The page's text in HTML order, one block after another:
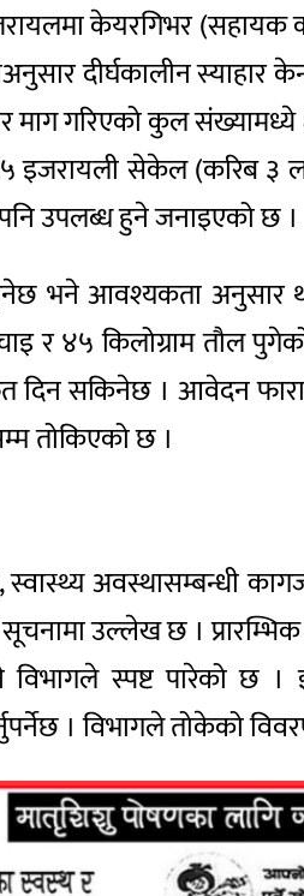
केयरगिभर (सहायक
दीर्घकालीन
माग गरिएको कुल
इजरायली सेकेल (करिब ३
उपलब्ध हुने जनाइएको छ ।
भने आवश्यकता अनुसार
र ४५ किलोग्राम तौल
सकिनेछ । आवेदन
तोकिएको छ ।
स्वास्थ्य
सूचनामा उल्लेख छ ।
विभागले स्पष्ट पारेको छ
। विभागले तोकेको